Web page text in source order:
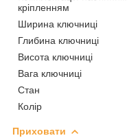
кріпленням
Ширина ключниці
Глибина ключниці
Висота ключниці
Вага ключниці
Стан
Колір
Приховати